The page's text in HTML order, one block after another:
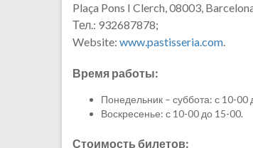
Plaça Pons I Clerch, 08003,
Тел.: 932687878;
Website: www.pastisseria.com.
Время работы:
Понедельник – суббота: с 10-00
Воскресенье: с 10-00 до 15-00.
Стоимость билетов: